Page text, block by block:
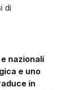
di
nazionali
e uno
in